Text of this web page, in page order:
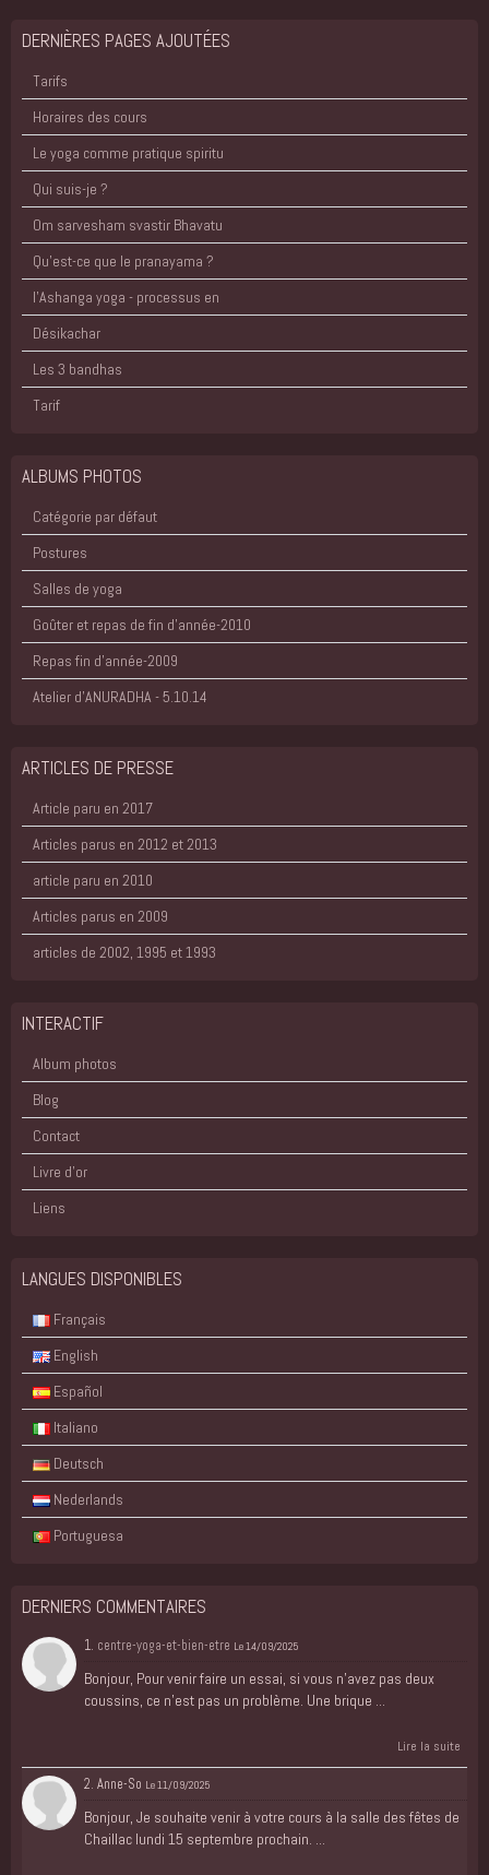
DERNIÈRES PAGES AJOUTÉES
Tarifs
Horaires des cours
Le yoga comme pratique spiritu
Qui suis-je ?
Om sarvesham svastir Bhavatu
Qu'est-ce que le pranayama ?
l'Ashanga yoga - processus en
Désikachar
Les 3 bandhas
Tarif
ALBUMS PHOTOS
Catégorie par défaut
Postures
Salles de yoga
Goûter et repas de fin d'année-2010
Repas fin d'année-2009
Atelier d'ANURADHA - 5.10.14
ARTICLES DE PRESSE
Article paru en 2017
Articles parus en 2012 et 2013
article paru en 2010
Articles parus en 2009
articles de 2002, 1995 et 1993
INTERACTIF
Album photos
Blog
Contact
Livre d'or
Liens
LANGUES DISPONIBLES
Français
English
Español
Italiano
Deutsch
Nederlands
Portuguesa
DERNIERS COMMENTAIRES
1. centre-yoga-et-bien-etre Le 14/09/2025
Bonjour, Pour venir faire un essai, si vous n'avez pas deux
coussins, ce n'est pas un problème. Une brique ...
Lire la suite
2. Anne-So Le 11/09/2025
Bonjour, Je souhaite venir à votre cours à la salle des fêtes de
Chaillac lundi 15 septembre prochain. ...